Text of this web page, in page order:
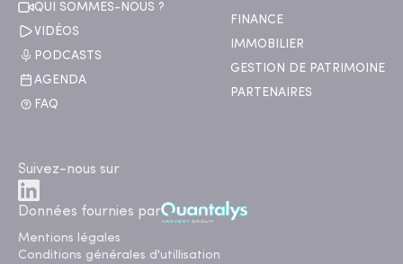
QUI SOMMES-NOUS ?
VIDÉOS
PODCASTS
AGENDA
FAQ
FINANCE
IMMOBILIER
GESTION DE PATRIMOINE
PARTENAIRES
Suivez-nous sur
Données fournies par
Mentions légales
Conditions générales d'utillisation